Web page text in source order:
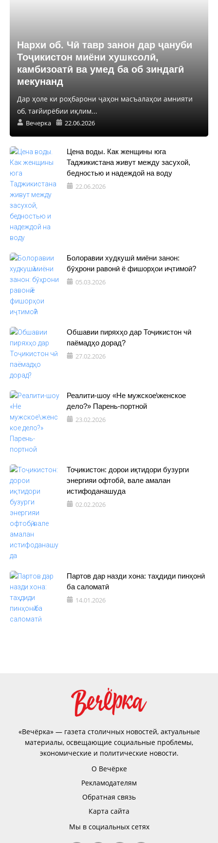
Нархи об. Чӣ тавр занон дар ҷануби
Тоҷикистон миёни хушксолӣ,
камбизоатӣ ва умед ба об зиндагӣ
мекунанд
Дар ҳоле ки роҳбарони ҷаҳон масъалаҳои амнияти
об, тағйирёбии иқлим...
Вечерка 22.06.2026
Цена воды. Как женщины юга
Таджикистана живут между засухой,
бедностью и надеждой на воду
22.06.2026
Болоравии худкушӣ миёни занон:
бӯҳрони равонӣ ё фишорҳои иҷтимоӣ?
05.03.2026
Обшавии пиряхҳо дар Тоҷикистон чӣ
паёмадҳо дорад?
27.02.2026
Реалити-шоу «Не мужское\женское
дело?» Парень-портной
23.02.2026
Тоҷикистон: дорои иқтидори бузурги
энергияи офтобӣ, вале амалан
истифоданашуда
02.02.2026
Партов дар назди хона: таҳдиди пинҳонӣ
ба саломатӣ
14.01.2026
«Вечёрка» — газета столичных новостей, актуальные
материалы, освещающие социальные проблемы,
экономические и политические новости.
О Вечёрке
Рекламодателям
Обратная связь
Карта сайта
Мы в социальных сетях